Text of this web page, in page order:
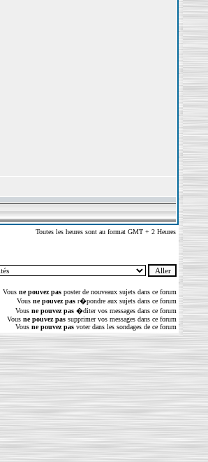
Toutes les heures sont au format GMT + 2 Heures
Vous ne pouvez pasposter de nouveaux sujets dans ce forum
Vous ne pouvez pasr�pondre aux sujets dans ce forum
Vous ne pouvez pas�diter vos messages dans ce forum
Vous ne pouvez passupprimer vos messages dans ce forum
Vous ne pouvez pasvoter dans les sondages de ce forum